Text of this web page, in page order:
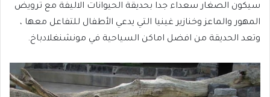
سيكون الصغار سعداء جدا بحديقة الحيوانات الاليفة مع ترويض
المهور والماعز وخنازير غينيا التي يدعي الأطفال للتفاعل معها ،
وتعد الحديقة من افضل اماكن السياحية في مونشنغلادباخ.